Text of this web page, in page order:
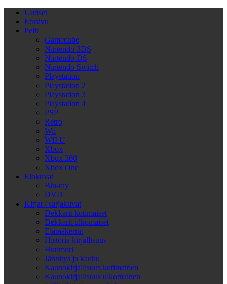
Uutiset
Etusivu
Pelit
Gamecube
Nintendo 3DS
Nintendo DS
Nintendo Switch
Playstation
Playstation 2
Playstation 3
Playstation 4
PSP
Retro
Wii
WII U
Xbox
Xbox 360
Xbox One
Elokuvat
Blu-ray
DVD
Kirjat / sarjakuvat
Dekkarit kotimaiset
Dekkarit ulkomaiset
Elämäkerrat
Historia kirjallisuus
Huumori
Jännitys ja kauhu
Kaunokirjallisuus kotimainen
Kaunokirjallisuus ulkomainen